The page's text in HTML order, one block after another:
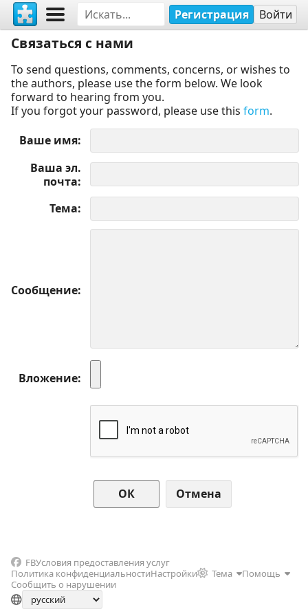
Регистрация Войти
Связаться с нами
To send questions, comments, concerns, or wishes to
the authors, please use the form below. We look
forward to hearing from you.
If you forgot your password, please use this form.
Ваше имя
Ваша эл.
почта
Тема
Сообщение
Вложение
Отмена
FBУсловия предоставления услуг
Политика конфиденциальностиНастройки Тема
Помощь
Сообщить о нарушении